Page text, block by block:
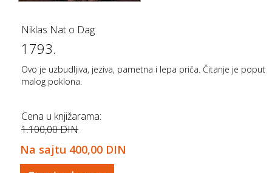
Niklas Nat o Dag
1793.
Ovo je uzbudljiva, jeziva, pametna i lepa priča. Čitanje je poput
malog poklona.
Cena u knjižarama:
1.100,00 DIN
Na sajtu 400,00 DIN